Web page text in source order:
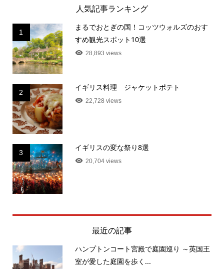
人気記事ランキング
1
まるでおとぎの国！コッツウォルズのおす
すめ観光スポット10選
28,893 views
2
イギリス料理 ジャケットポテト
22,728 views
3
イギリスの変な祭り8選
20,704 views
最近の記事
ハンプトンコート宮殿で庭園巡り ～英国王
室が愛した庭園を歩く...